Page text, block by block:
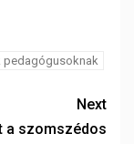
pedagógusoknak
Next
a szomszédos